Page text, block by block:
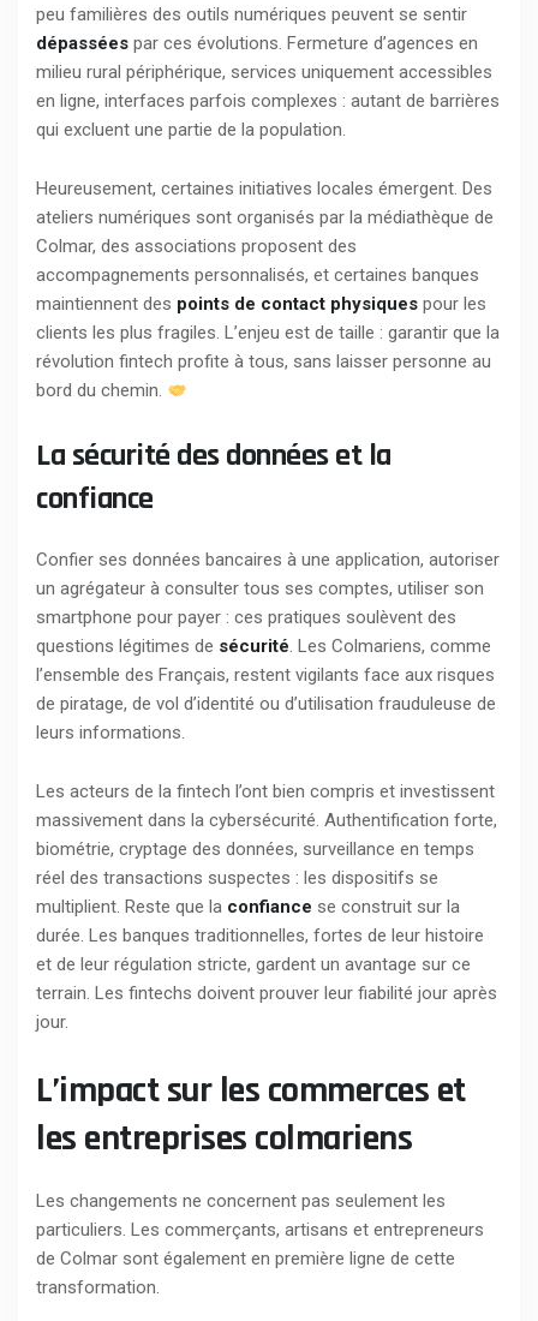
peu familières des outils numériques peuvent se sentir
dépassées par ces évolutions. Fermeture d’agences en
milieu rural périphérique, services uniquement accessibles
en ligne, interfaces parfois complexes : autant de barrières
qui excluent une partie de la population.
Heureusement, certaines initiatives locales émergent. Des
ateliers numériques sont organisés par la médiathèque de
Colmar, des associations proposent des
accompagnements personnalisés, et certaines banques
maintiennent des points de contact physiques pour les
clients les plus fragiles. L’enjeu est de taille : garantir que la
révolution fintech profite à tous, sans laisser personne au
bord du chemin.
La sécurité des données et la
confiance
Confier ses données bancaires à une application, autoriser
un agrégateur à consulter tous ses comptes, utiliser son
smartphone pour payer : ces pratiques soulèvent des
questions légitimes de sécurité. Les Colmariens, comme
l’ensemble des Français, restent vigilants face aux risques
de piratage, de vol d’identité ou d’utilisation frauduleuse de
leurs informations.
Les acteurs de la fintech l’ont bien compris et investissent
massivement dans la cybersécurité. Authentification forte,
biométrie, cryptage des données, surveillance en temps
réel des transactions suspectes : les dispositifs se
multiplient. Reste que la confiance se construit sur la
durée. Les banques traditionnelles, fortes de leur histoire
et de leur régulation stricte, gardent un avantage sur ce
terrain. Les fintechs doivent prouver leur fiabilité jour après
jour.
L’impact sur les commerces et
les entreprises colmariens
Les changements ne concernent pas seulement les
particuliers. Les commerçants, artisans et entrepreneurs
de Colmar sont également en première ligne de cette
transformation.